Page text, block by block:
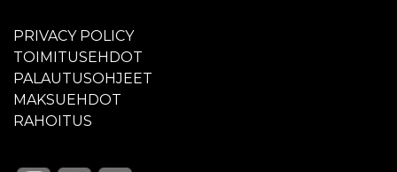
PRIVACY POLICY
TOIMITUSEHDOT
PALAUTUSOHJEET
MAKSUEHDOT
RAHOITUS